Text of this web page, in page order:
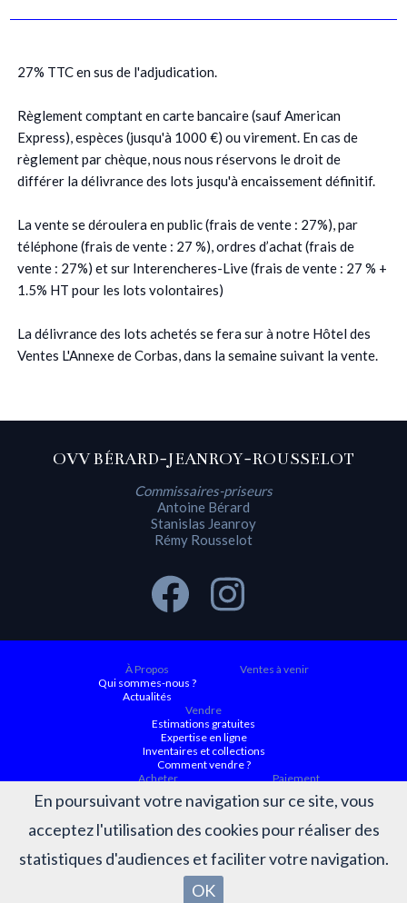
En poursuivant votre navigation sur ce site, vous
acceptez l'utilisation des cookies pour réaliser des
statistiques d'audiences et faciliter votre navigation.
OK
27% TTC en sus de l'adjudication.
Règlement comptant en carte bancaire (sauf American
Express), espèces (jusqu'à 1000 €) ou virement. En cas de
règlement par chèque, nous nous réservons le droit de
différer la délivrance des lots jusqu'à encaissement définitif.
La vente se déroulera en public (frais de vente : 27%), par
téléphone (frais de vente : 27 %), ordres d’achat (frais de
vente : 27%) et sur Interencheres-Live (frais de vente : 27 % +
1.5% HT pour les lots volontaires)
La délivrance des lots achetés se fera sur à notre Hôtel des
Ventes L'Annexe de Corbas, dans la semaine suivant la vente.
OVV BÉRARD-JEANROY-ROUSSELOT
Commissaires-priseurs
Antoine Bérard
Stanislas Jeanroy
Rémy Rousselot
À Propos
Qui sommes-nous ?
Actualités
Ventes à venir
Vendre
Estimations gratuites
Expertise en ligne
Inventaires et collections
Comment vendre ?
Acheter
Ordre d'achat
Paiement
Résultats
Résultats des ventes
Judiciaire ACTAURA
OVV BÉRARD-JEANROY-ROUSSELOT ©2026 - Tous droits réservés